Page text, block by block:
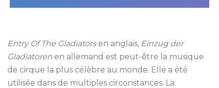
Entry Of The Gladiatorsen anglais, Einzug der
Gladiatoren en allemand est peut-être la musique
de cirque la plus célèbre au monde. Elle a été
utilisée dans de multiples circonstances. La